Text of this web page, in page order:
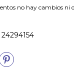
no hay cambios ni